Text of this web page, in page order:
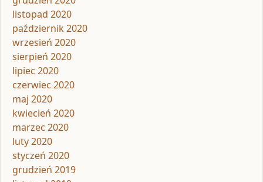
listopad 2020
październik 2020
wrzesień 2020
sierpień 2020
lipiec 2020
czerwiec 2020
maj 2020
kwiecień 2020
marzec 2020
luty 2020
styczeń 2020
grudzień 2019